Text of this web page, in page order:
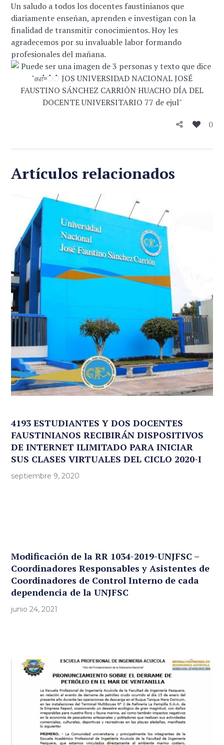
Un saludo a todos los docentes faustinianos que
diariamente enseñan, aprenden e investigan con la
finalidad de transmitir conocimientos. Hoy les
agradecemos por su invaluable labor formando
profesionales del mañana.
0
Artículos relacionados
4193 ESTUDIANTES Y DOS DOCENTES
FAUSTINIANOS RECIBIRÁN DISPOSITIVOS
DE INTERNET ILIMITADO PARA INICIAR
SUS CLASES VIRTUALES DEL CICLO 2020-I
septiembre 9, 2020
Modificación de la RR 1034-2019-UNJFSC –
Coordinadores Responsables y Asistentes de
Coordinadores de Control Interno de cada
dependencia de la UNJFSC
junio 24, 2021